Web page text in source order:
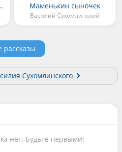
ленты Маменькин сыночек
Василий Сухомлинский
рассказы
Сухомлинского
нет. Будьте первыми!